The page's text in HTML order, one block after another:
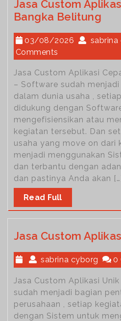
Jasa Custom
Bangka Belitung
03/08/2026 sabrina
Comments
Jasa Custom Aplikasi
– Software sudah
dalam dunia usaha ,
didukung dengan
mengefisiensikan atau
kegiatan tersebut. Dan
usaha yang move on dari
menjadi menggunakan
dan terbantu dengan
dan pastinya Anda akan […]
Read Full
Jasa Custom
sabrina cyborg 0
Jasa Custom Aplikasi
sudah menjadi bagian
perusahaan , setiap
dengan Sistem untuk